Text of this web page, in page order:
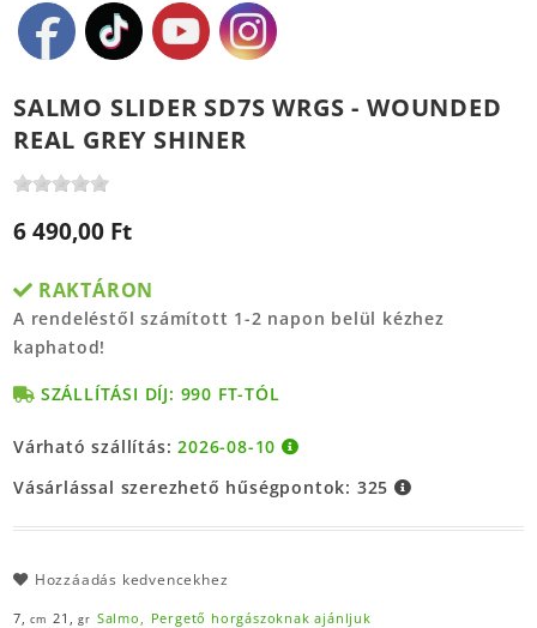
SALMO SLIDER SD7S WRGS - WOUNDED
REAL GREY SHINER
6 490,00 Ft
RAKTÁRON
A rendeléstől számított 1-2 napon belül kézhez
kaphatod!
SZÁLLÍTÁSI DÍJ: 990 FT-TÓL
Várható szállítás:2026-08-10
Vásárlással szerezhető hűségpontok: 325
Hozzáadás kedvencekhez
7,cm 21,gr Salmo, Pergető horgászoknak ajánljuk